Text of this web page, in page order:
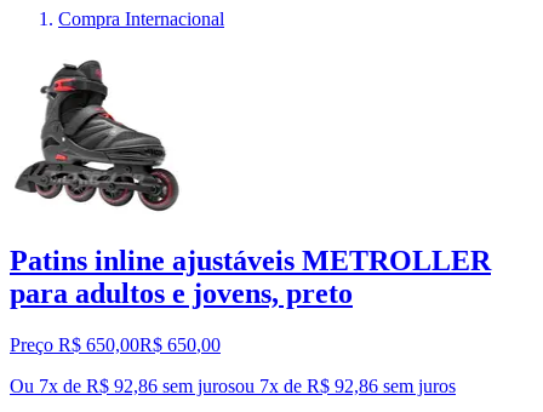
Compra Internacional
Patins inline ajustáveis METROLLER
para adultos e jovens, preto
Preço R$ 650,00R$ 650,00
Ou 7x de R$ 92,86 sem jurosou 7x de R$ 92,86 sem juros